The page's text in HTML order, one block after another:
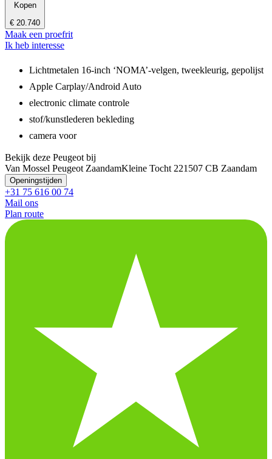
Kopen
€ 20.740
Maak een proefrit
Ik heb interesse
Lichtmetalen 16-inch ‘NOMA’-velgen, tweekleurig, gepolijst
Apple Carplay/Android Auto
electronic climate controle
stof/kunstlederen bekleding
camera voor
Bekijk deze Peugeot bij
Van Mossel Peugeot ZaandamKleine Tocht 221507 CB Zaandam
Openingstijden
+31 75 616 00 74
Mail ons
Plan route